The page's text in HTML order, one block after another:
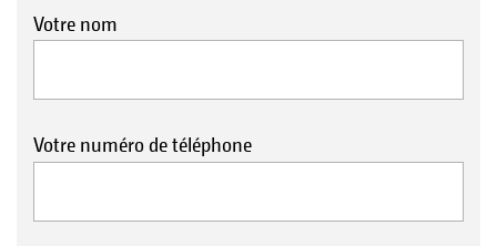
Votre nom
Votre numéro de téléphone